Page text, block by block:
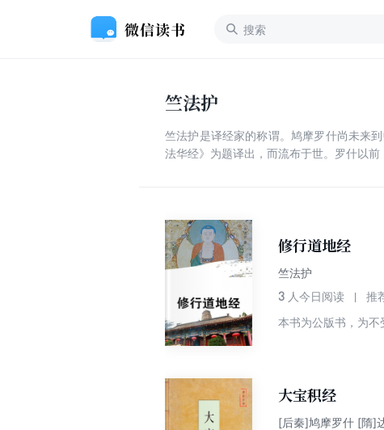
竺法护
竺法护是译经家的称谓。鸠摩罗什尚未来
法华经》为题译出，而流布于世。罗什以
修行道地经
竺法护
3 人今日阅读 推
本书为公版书，为不
大宝积经
[后秦]鸠摩罗什 [隋]